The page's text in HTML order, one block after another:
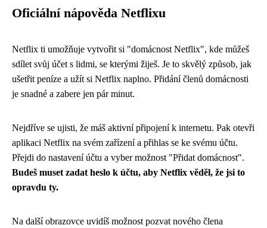
Oficiální nápověda Netflixu
Netflix ti umožňuje vytvořit si "domácnost Netflix", kde můžeš
sdílet svůj účet s lidmi, se kterými žiješ. Je to skvělý způsob, jak
ušetřit peníze a užít si Netflix naplno. Přidání členů domácnosti
je snadné a zabere jen pár minut.
Nejdříve se ujisti, že máš aktivní připojení k internetu. Pak otevři
aplikaci Netflix na svém zařízení a přihlas se ke svému účtu.
Přejdi do nastavení účtu a vyber možnost "Přidat domácnost".
Budeš muset zadat heslo k účtu, aby Netflix věděl, že jsi to
opravdu ty.
Na další obrazovce uvidíš možnost pozvat nového člena